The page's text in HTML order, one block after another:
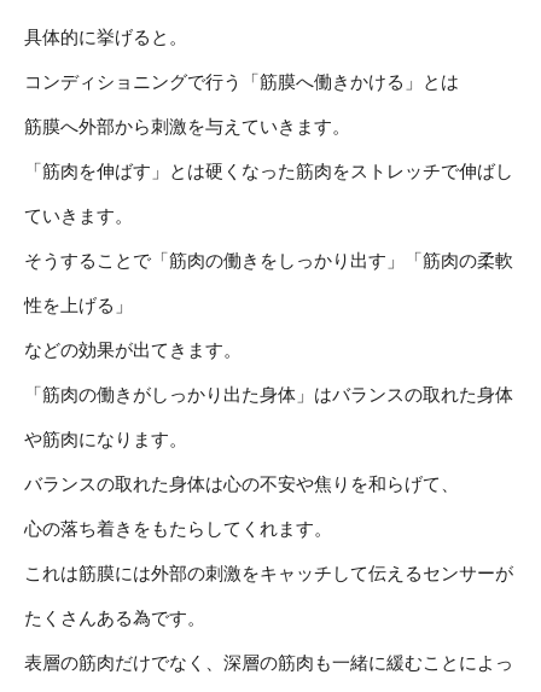
具体的に挙げると。
コンディショニングで行う「筋膜へ働きかける」とは
筋膜へ外部から刺激を与えていきます。
「筋肉を伸ばす」とは硬くなった筋肉をストレッチで伸ばし
ていきます。
そうすることで「筋肉の働きをしっかり出す」「筋肉の柔軟
性を上げる」
などの効果が出てきます。
「筋肉の働きがしっかり出た身体」はバランスの取れた身体
や筋肉になります。
バランスの取れた身体は心の不安や焦りを和らげて、
心の落ち着きをもたらしてくれます。
これは筋膜には外部の刺激をキャッチして伝えるセンサーが
たくさんある為です。
表層の筋肉だけでなく、深層の筋肉も一緒に緩むことによっ